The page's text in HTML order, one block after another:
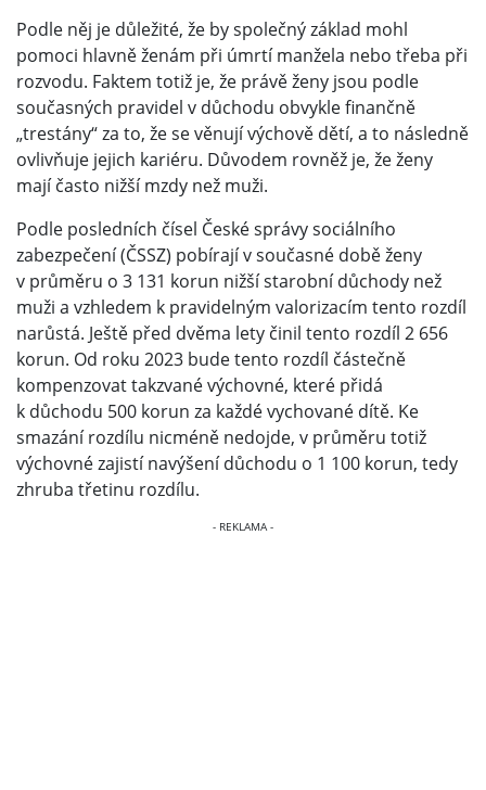
Podle něj je důležité, že by společný základ mohl
pomoci hlavně ženám při úmrtí manžela nebo třeba při
rozvodu. Faktem totiž je, že právě ženy jsou podle
současných pravidel v důchodu obvykle finančně
„trestány“ za to, že se věnují výchově dětí, a to následně
ovlivňuje jejich kariéru. Důvodem rovněž je, že ženy
mají často nižší mzdy než muži.
Podle posledních čísel České správy sociálního
zabezpečení (ČSSZ) pobírají v současné době ženy
v průměru o 3 131 korun nižší starobní důchody než
muži a vzhledem k pravidelným valorizacím tento rozdíl
narůstá. Ještě před dvěma lety činil tento rozdíl 2 656
korun. Od roku 2023 bude tento rozdíl částečně
kompenzovat takzvané výchovné, které přidá
k důchodu 500 korun za každé vychované dítě. Ke
smazání rozdílu nicméně nedojde, v průměru totiž
výchovné zajistí navýšení důchodu o 1 100 korun, tedy
zhruba třetinu rozdílu.